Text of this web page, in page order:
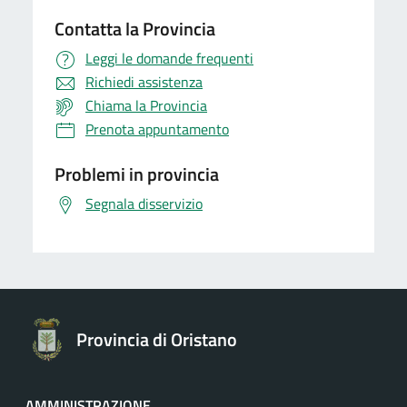
Contatta la Provincia
Leggi le domande frequenti
Richiedi assistenza
Chiama la Provincia
Prenota appuntamento
Problemi in provincia
Segnala disservizio
Provincia di Oristano